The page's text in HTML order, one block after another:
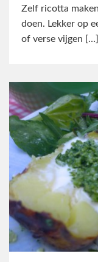
Zelf ricotta
doen. Lekker op
of verse vijgen […]